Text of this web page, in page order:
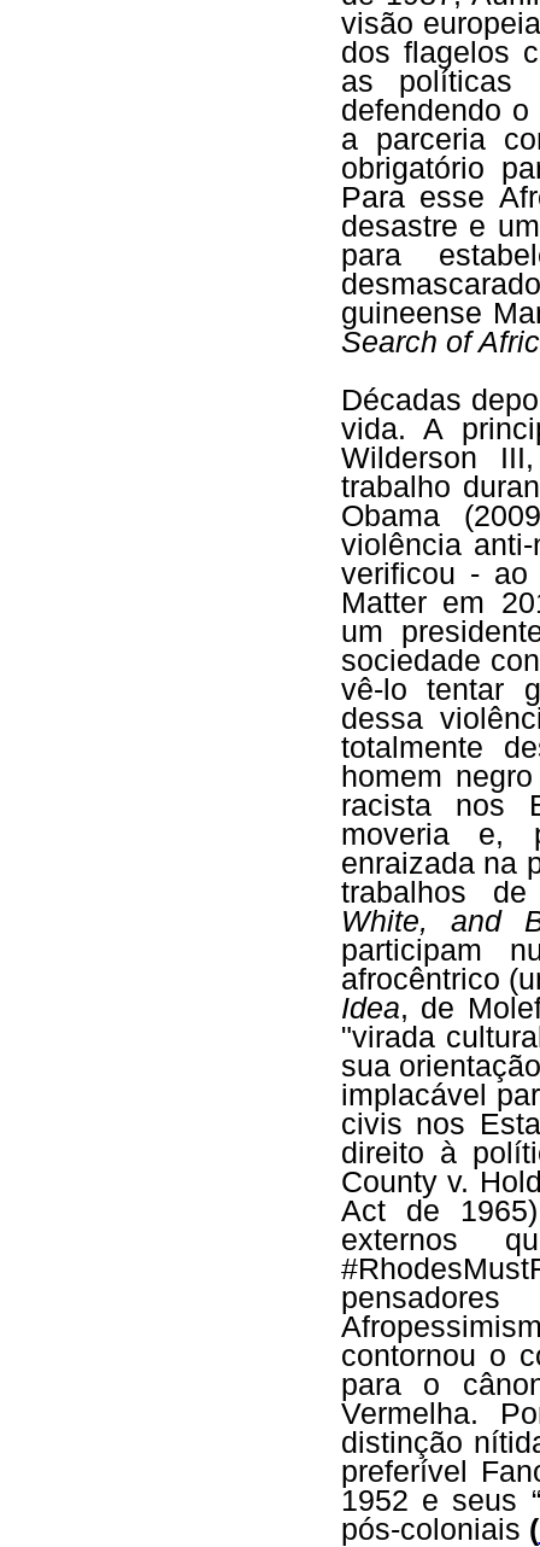
visão
dos flagelos
as políticas
defendendo
a parceria
obrigatório
Para esse
desastre e
para
guineense
Search of
Décadas
vida. A
Wilderson
trabalho
Obama
violência
verificou - ao
Matter em
um
sociedade
vê-lo tentar
dessa
totalmente
homem
racista nos
moveria e,
enraizada na
trabalhos
White, and
participam
afrocêntrico
Idea, de
"virada
sua
implacável
civis nos
direito à
County v.
Act de
externos
contornou o
para o
Vermelha.
distinção
preferível
1952 e seus
pós-coloniais (